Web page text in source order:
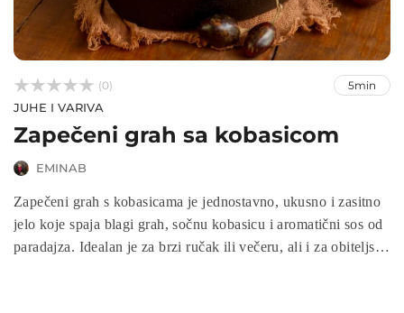


 (0) 5min
JUHE I VARIVA
Zapečeni grah sa kobasicom
EMINAB
Zapečeni grah s kobasicama je jednostavno, ukusno i zasitno
jelo koje spaja blagi grah, sočnu kobasicu i aromatični sos od
paradajza. Idealan je za brzi ručak ili večeru, ali i za obiteljske